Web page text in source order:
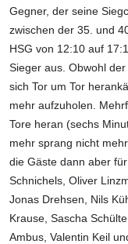
Gegner, der seine
zwischen der 35. und
HSG von 12:10 auf
Sieger aus. Obwohl
sich Tor um Tor
mehr aufzuholen.
Tore heran (sechs
mehr sprang nicht
die Gäste dann aber
Schnichels, Oliver
Jonas Drehsen, Nils
Krause, Sascha
Ambus, Valentin Keil